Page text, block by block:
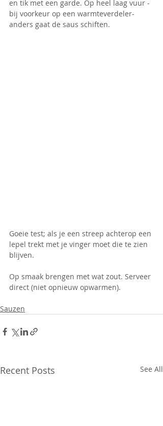
en tik met een garde. Op heel laag vuur -
bij voorkeur op een warmteverdeler-
anders gaat de saus schiften.
Goeie test; als je een streep achterop een
lepel trekt met je vinger moet die te zien
blijven.
Op smaak brengen met wat zout. Serveer
direct (niet opnieuw opwarmen).
Sauzen
Recent Posts See All